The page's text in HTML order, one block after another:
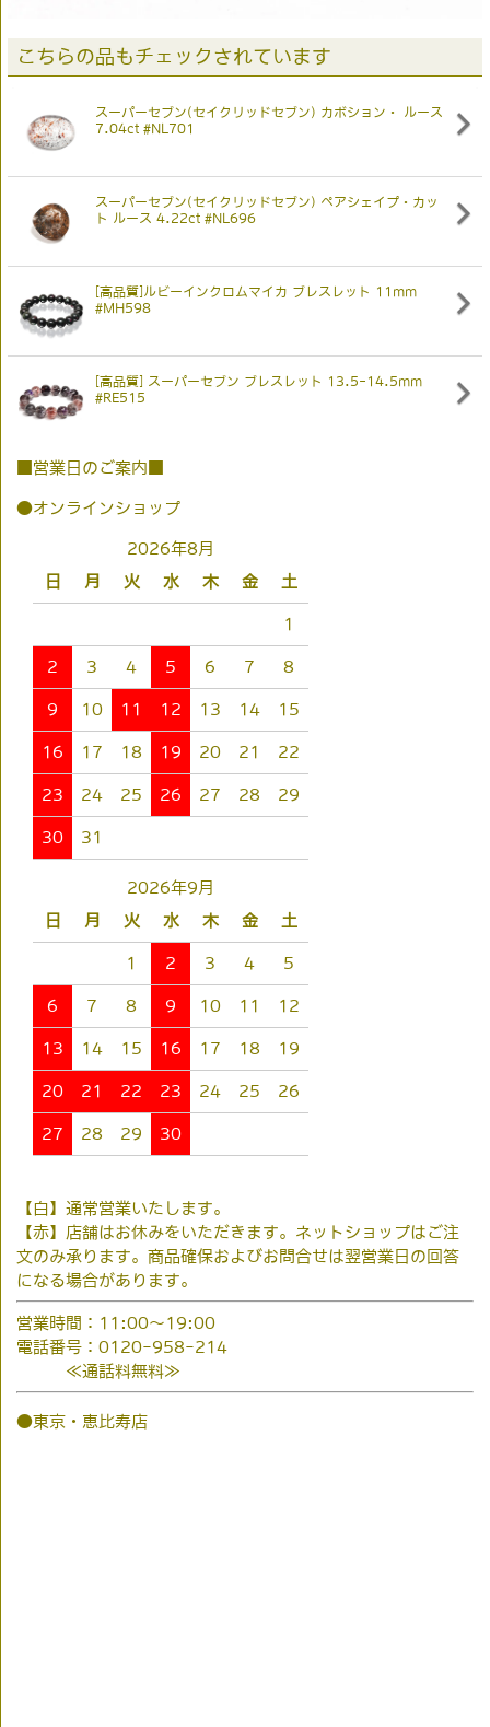
こちらの品もチェックされています
スーパーセブン(セイクリッドセブン) カボション・ ルース
7.04ct #NL701
スーパーセブン(セイクリッドセブン) ペアシェイプ・カッ
ト ルース 4.22ct #NL696
[高品質]ルビーインクロムマイカ ブレスレット 11mm
#MH598
[高品質] スーパーセブン ブレスレット 13.5-14.5mm
#RE515
■営業日のご案内■
●オンラインショップ
2026年8月
日
月 火 水 木 金 土
1
2 3 4 5 6 7 8
9 10 11 12 13 14 15
16 17 18 19 20 21 22
23 24 25 26 27 28 29
30 31
2026年9月
日
月 火 水 木 金 土
1 2 3 4 5
6 7 8 9 10 11 12
13 14 15 16 17 18 19
20 21 22 23 24 25 26
27 28 29 30
【白】通常営業いたします。
【赤】店舗はお休みをいただきます。ネットショップはご注
文のみ承ります。商品確保およびお問合せは翌営業日の回答
になる場合があります。
営業時間：11:00～19:00
電話番号：0120-958-214
≪通話料無料≫
●東京・恵比寿店